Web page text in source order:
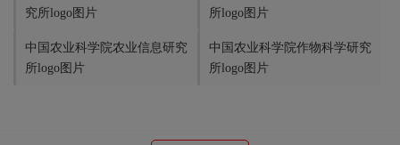
究所logo图片
所logo图片
中国农业科学院农业信息研究
所logo图片
中国农业科学院作物科学研究
所logo图片